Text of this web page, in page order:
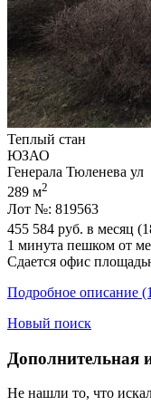
Теплый стан
ЮЗАО
Генерала Тюленева ул
289 м2
Лот №: 819563
455 584 руб. в месяц
1 минута пешком от
Сдается офис
Подробное описание
Новый поиск
Дополнительная
Не нашли то, что